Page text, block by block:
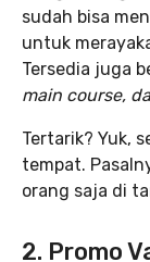
sudah bisa
untuk
Tersedia juga
main course,
Tertarik? Yuk,
tempat.
orang saja di
2. Promo